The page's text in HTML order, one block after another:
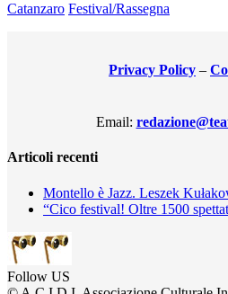
Catanzaro Festival/Rassegna
Privacy Policy –
Email:
Articoli recenti
Montello è Jazz. Leszek
“Cico festival! Oltre 1500
Follow US